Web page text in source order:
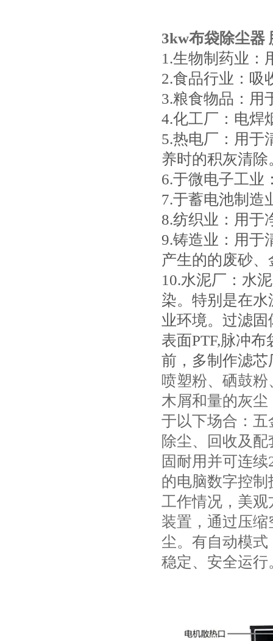
3kw布袋除尘器
1.生物制药业：
2.食品行业：吸
3.粮食物品：用
4.化工厂：电焊
5.热电厂：用于
养时的积灰清除
6.于微电子工业
7.于蓄电池制造
8.纺织业：用于
9.铸造业：用于
产生的的废砂
10.水泥厂：水
染。特别是在
业环境。过滤固
表面PTF,脉冲
前，多制作滤
喷塑粉、硒鼓
木屑和量的灰
于以下场合：
除尘、回收及
固耐用并可连
的电脑数字控
工作情况，美
装置，通过压
尘。有自动模
稳定、安全运行